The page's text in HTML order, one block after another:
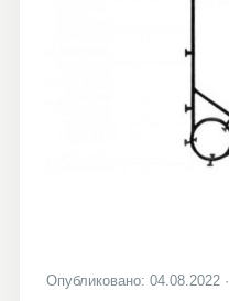
Опубликовано: 04.08.2022 ·